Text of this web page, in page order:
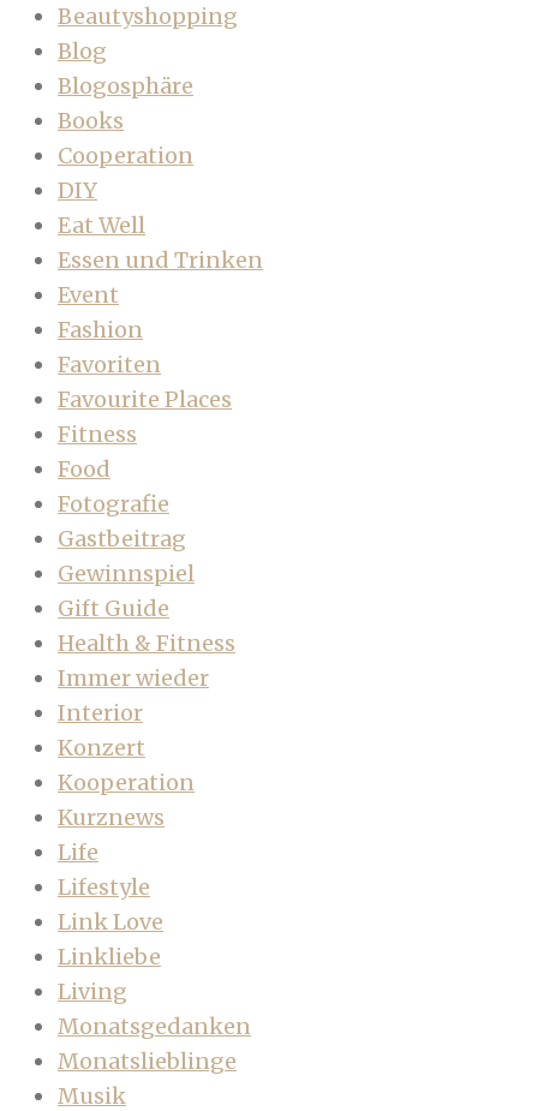
Beautyshopping
Blog
Blogosphäre
Books
Cooperation
DIY
Eat Well
Essen und Trinken
Event
Fashion
Favoriten
Favourite Places
Fitness
Food
Fotografie
Gastbeitrag
Gewinnspiel
Gift Guide
Health & Fitness
Immer wieder
Interior
Konzert
Kooperation
Kurznews
Life
Lifestyle
Link Love
Linkliebe
Living
Monatsgedanken
Monatslieblinge
Musik